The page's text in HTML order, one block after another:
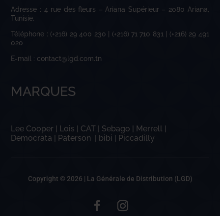
Adresse : 4 rue des fleurs – Ariana Supérieur – 2080 Ariana,
Tunisie.
Téléphone : (+216) 29 400 230 | (+216) 71 710 831 | (+216) 29 491
020
E-mail : contact@lgd.com.tn
MARQUES
Lee Cooper | Lois | CAT | Sebago | Merrell |
Democrata | Paterson | bibi | Piccadilly
Copyright © 2026 | La Générale de Distribution (LGD)